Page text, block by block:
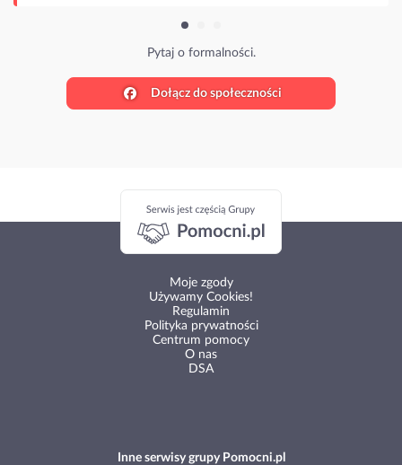
Pytaj o formalności.
Dołącz do społeczności
Moje zgody
Używamy Cookies!
Regulamin
Polityka prywatności
Centrum pomocy
O nas
DSA
Inne serwisy grupy Pomocni.pl